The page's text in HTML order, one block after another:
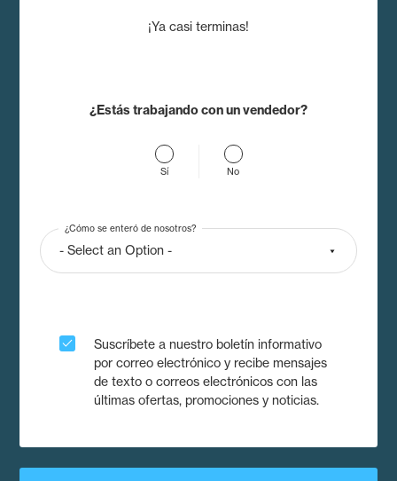
¡Ya casi terminas!
¿Estás trabajando con un vendedor?
Sí No
¿Cómo se enteró de nosotros?
check
Suscríbete a nuestro boletín informativo
por correo electrónico y recibe mensajes
de texto o correos electrónicos con las
últimas ofertas, promociones y noticias.